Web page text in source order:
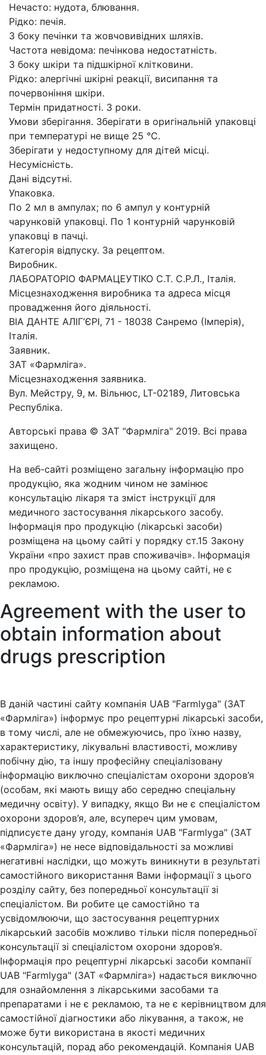
Нечасто: нудота, блювання.
Рідко: печія.
З боку печінки та жовчовивідних шляхів.
Частота невідома: печінкова недостатність.
З боку шкіри та підшкірної клітковини.
Рідко: алергічні шкірні реакції, висипання та
почервоніння шкіри.
Термін придатностi. 3 роки.
Умови зберігання. Зберігати в оригінальній упаковці
при температурі не вище 25 °С.
Зберігати у недоступному для дітей місці.
Несумісність.
Дані відсутні.
Упаковка.
По 2 мл в ампулах; по 6 ампул у контурній
чарунковій упаковці. По 1 контурній чарунковій
упаковці в пачці.
Категорія відпуску. За рецептом.
Виробник.
ЛАБОРАТОРІО ФАРМАЦЕУТІКО С.Т. С.Р.Л., Італія.
Місцезнаходження виробника та адреса місця
провадження його діяльності.
ВІА ДАНТЕ АЛІГ’ЄРІ, 71 - 18038 Санремо (Імперія),
Італія.
Заявник.
ЗАТ «Фармліга».
Місцезнаходження заявника.
Вул. Мейстру, 9, м. Вільнюс, LT-02189, Литовська
Республіка.
Авторські права © ЗАТ "Фармліга" 2019. Всі права
захищено.
На веб-сайті розміщено загальну інформацію про
продукцію, яка жодним чином не замінює
консультацію лікаря та зміст інструкції для
медичного застосування лікарського засобу.
Інформація про продукцію (лікарські засоби)
розміщена на цьому сайті у порядку ст.15 Закону
України «про захист прав споживачів». Інформація
про продукцію, розміщена на цьому сайті, не є
рекламою.
Agreement with the user to
obtain information about
drugs prescription
В даній частині сайту компанія UAB "Farmlyga" (ЗАТ
«Фармліга») інформує про рецептурні лікарські засоби,
в тому числі, але не обмежуючись, про їхню назву,
характеристику, лікувальні властивості, можливу
побічну дію, та іншу професійну спеціалізовану
інформацію виключно спеціалістам охорони здоров’я
(особам, які мають вищу або середню спеціальну
медичну освіту). У випадку, якщо Ви не є спеціалістом
охорони здоров’я, але, всупереч цим умовам,
підписуєте дану угоду, компанія UAB "Farmlyga" (ЗАТ
«Фармліга») не несе відповідальності за можливі
негативні наслідки, що можуть виникнути в результаті
самостійного використання Вами інформації з цього
розділу сайту, без попередньої консультації зі
спеціалістом. Ви робите це самостійно та
усвідомлюючи, що застосування рецептурних
лікарський засобів можливо тільки після попередньої
консультації зі спеціалістом охорони здоров’я.
Інформація про рецептурні лікарські засоби компанії
UAB "Farmlyga" (ЗАТ «Фармліга») надається виключно
для ознайомлення з лікарськими засобами та
препаратами і не є рекламою, та не є керівництвом для
самостійної діагностики або лікування, а також, не
може бути використана в якості медичних
консультацій, порад або рекомендацій. Компанія UAB